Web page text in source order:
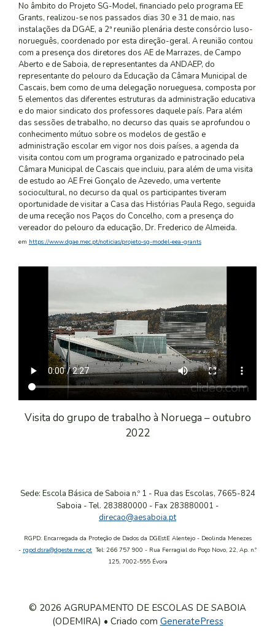
No âmbito do Projeto SG-Model, financiado pelo programa EE
Grants, realizou-se nos passados dias 30 e 31 de maio, nas
instalações da DGAE, a 2ª reunião plenária deste consórcio luso-
norueguês, coordenado por esta direção-geral. A reunião contou
com a presença dos diretores dos AE de Marrazes, de Campo
Aberto e de Saboia, de representantes da ANDAEP, do
representante do pelouro da Educação da Câmara Municipal de
Cascais, bem como de uma delegação norueguesa, composta por
5 elementos das diferentes estruturas da administração educativa
e do maior sindicato dos professores daquele país. Para além
das sessões de trabalho, no decurso das quais se aprofundou o
conhecimento mútuo sobre os modelos de gestão e
administração escolar em vigor nos dois países, a agenda da
visita contou com um programa organizado e patrocinado pela
Câmara Municipal de Cascais que incluiu, para além de uma visita
de estudo ao AE Frei Gonçalo de Azevedo, uma vertente
sociocultural, no decurso da qual os participantes tiveram
oportunidade de visitar a Casa das Histórias Paula Rego, seguida
de uma receção nos Paços do Concelho, com a presença do
vereador do pelouro da educação, Dr. Frederico de Almeida.
em https://www.dgae.mec.pt/noticias/projeto-sg-model-eea-grants
Visita do grupo de trabalho à Noruega – outubro
2022
Sede: Escola Básica de Saboia n.º 1 - Rua das Escolas, 7665-824
Saboia -Tel. 283880000 - Fax 283880001 -
direcao@aesaboia.pt
RGPD: Encarregada da Proteção de Dados da DGEstE Alentejo - Deolinda Menezes
- rgpd.dsra@dgeste.mec.pt Tel: 266 757 900 - Rua Ferragial do Poço Novo, 22, Ap. n.º
125, 7002-555 Évora
© 2026 AGRUPAMENTO DE ESCOLAS DE SABOIA
(ODEMIRA) • Criado com GeneratePress